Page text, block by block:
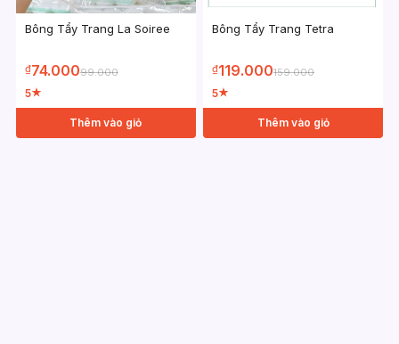
Bông Tẩy Trang La Soiree
₫74.00099.000
5★
Thêm vào giỏ
Bông Tẩy Trang Tetra
₫119.000159.000
5★
Thêm vào giỏ